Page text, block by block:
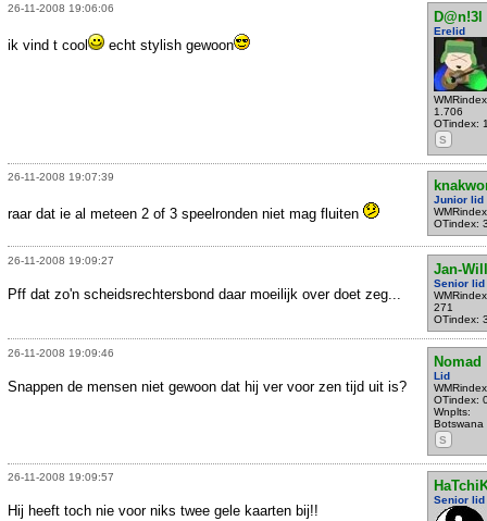
26-11-2008 19:06:06
D@n!3l
Erelid
1.706
OTindex:
S
ik vind t cool echt stylish gewoon
26-11-2008 19:07:39
Junior lid
OTindex:
raar dat ie al meteen 2 of 3 speelronden niet mag fluiten
26-11-2008 19:09:27
Jan-
Senior lid
271
OTindex:
Pff dat zo'n scheidsrechtersbond daar moeilijk over doet zeg...
26-11-2008 19:09:46
Nomad
Lid
OTindex:
Wnplts:
Botswana
S
Snappen de mensen niet gewoon dat hij ver voor zen tijd uit is?
26-11-2008 19:09:57
Senior lid
Hij heeft toch nie voor niks twee gele kaarten bij!!